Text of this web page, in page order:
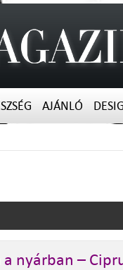
AJÁNLÓ
a nyárban –